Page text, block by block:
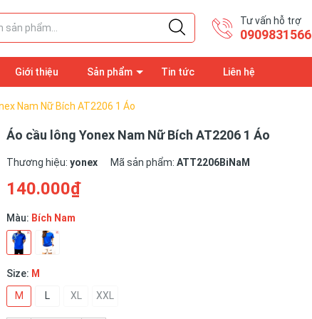
Tư vấn hỗ trợ
0909831566
Giới thiệu Sản phẩm Tin tức Liên hệ
Nam Nữ Bích AT2206 1 Áo
Áo cầu lông Yonex Nam Nữ Bích AT2206 1 Áo
Thương hiệu: yonex Mã sản phẩm: ATT2206BiNaM
140.000₫
Màu: Bích Nam
Size: M
M
L XL XXL